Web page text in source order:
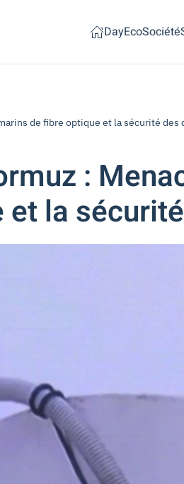
DayEcoSociété
de fibre optique et la sécurité des
:
la